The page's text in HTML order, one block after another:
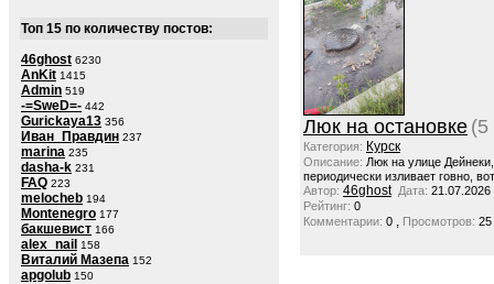
Топ 15 по количеству постов:
46ghost 6230
AnKit 1415
Admin 519
-=SweD=- 442
Gurickaya13 356
Иван_Правдин 237
marina 235
dasha-k 231
FAQ 223
melocheb 194
Montenegro 177
бакшевист 166
alex_nail 158
Виталий Мазепа 152
apgolub 150
Люк на остановке (5
Категория: Курск
Описание: Люк на улице
периодически изливает говно,
Автор: 46ghost Дата: 21.07.2026
Рейтинг: 0
Комментарии: 0 , Просмотров: 25